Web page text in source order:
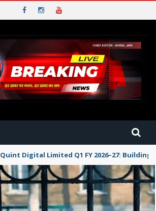
Quint Digital Limited Q1 FY 2026–27: